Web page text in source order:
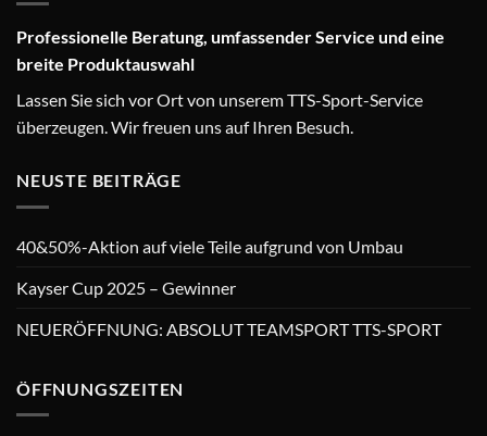
Professionelle Beratung, umfassender Service und eine
breite Produktauswahl
Lassen Sie sich vor Ort von unserem TTS-Sport-Service
überzeugen. Wir freuen uns auf Ihren Besuch.
NEUSTE BEITRÄGE
40&50%-Aktion auf viele Teile aufgrund von Umbau
Kayser Cup 2025 – Gewinner
NEUERÖFFNUNG: ABSOLUT TEAMSPORT TTS-SPORT
ÖFFNUNGSZEITEN